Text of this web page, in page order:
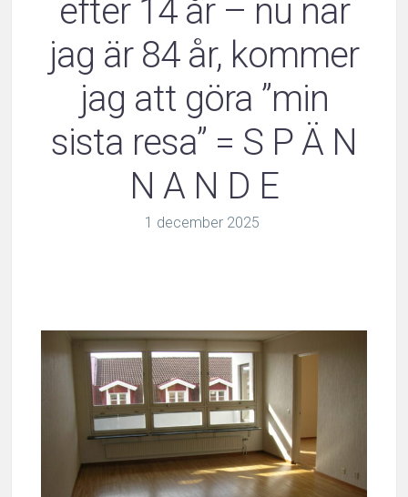
efter 14 år – nu när
jag är 84 år, kommer
jag att göra ”min
sista resa” = S P Ä N
N A N D E
1 december 2025